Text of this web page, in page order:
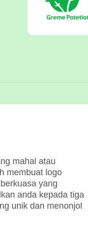
mahal atau
membuat logo
yang
anda kepada tiga
unik dan menonjol